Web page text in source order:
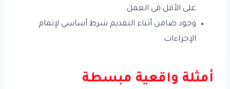
على الأقل في العمل.
وجود ضامن أثناء التقديم شرط أساسي لإتمام
الإجراءات.
أمثلة واقعية مبسطة